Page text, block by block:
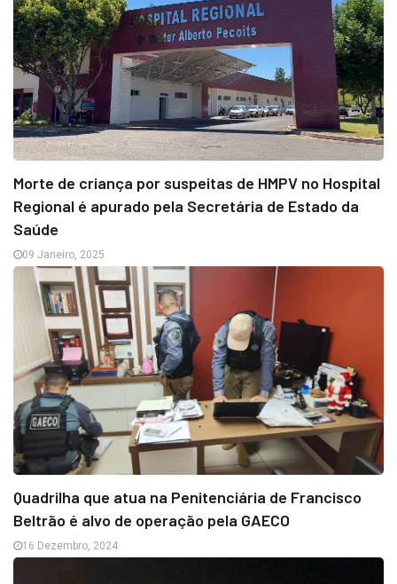
Morte de criança por suspeitas de HMPV no Hospital
Regional é apurado pela Secretária de Estado da
Saúde
09 Janeiro, 2025
Quadrilha que atua na Penitenciária de Francisco
Beltrão é alvo de operação pela GAECO
16 Dezembro, 2024